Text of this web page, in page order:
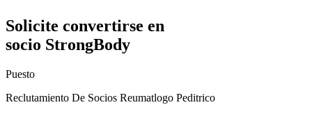
Solicite convertirse en
socio StrongBody
Puesto
Reclutamiento De Socios Reumatlogo Peditrico